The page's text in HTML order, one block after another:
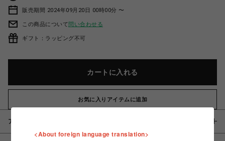
販売期間 2024年09月20日 00時00分 〜
この商品について問い合わせる
ギフト：ラッピング不可
カートに入れる
お気に入りアイテムに追加
アイテム説明 / 素材
<About foreign language translation>